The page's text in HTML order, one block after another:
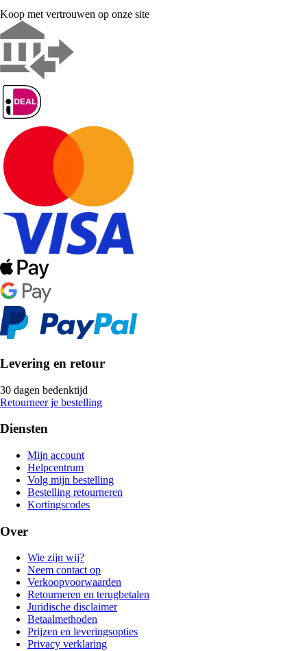
Koop met vertrouwen op onze site
Levering en retour
30 dagen bedenktijd
Retourneer je bestelling
Diensten
Mijn account
Helpcentrum
Volg mijn bestelling
Bestelling retourneren
Kortingscodes
Over
Wie zijn wij?
Neem contact op
Verkoopvoorwaarden
Retourneren en terugbetalen
Juridische disclaimer
Betaalmethoden
Prijzen en leveringsopties
Privacy verklaring